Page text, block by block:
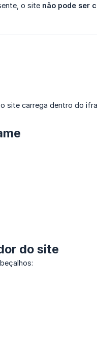
o site não pode ser
site carrega dentro do
do site